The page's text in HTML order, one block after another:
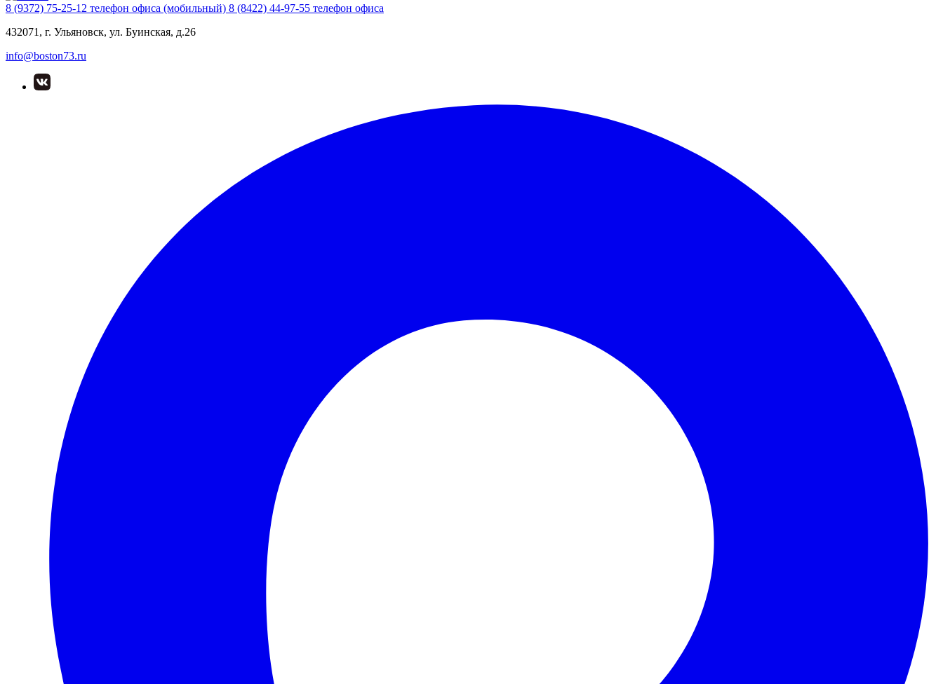
8 (9372) 75-25-12 телефон офиса (мобильный) 8 (8422) 44-97-55 телефон офиса
432071, г. Ульяновск, ул. Буинская, д.26
info@boston73.ru